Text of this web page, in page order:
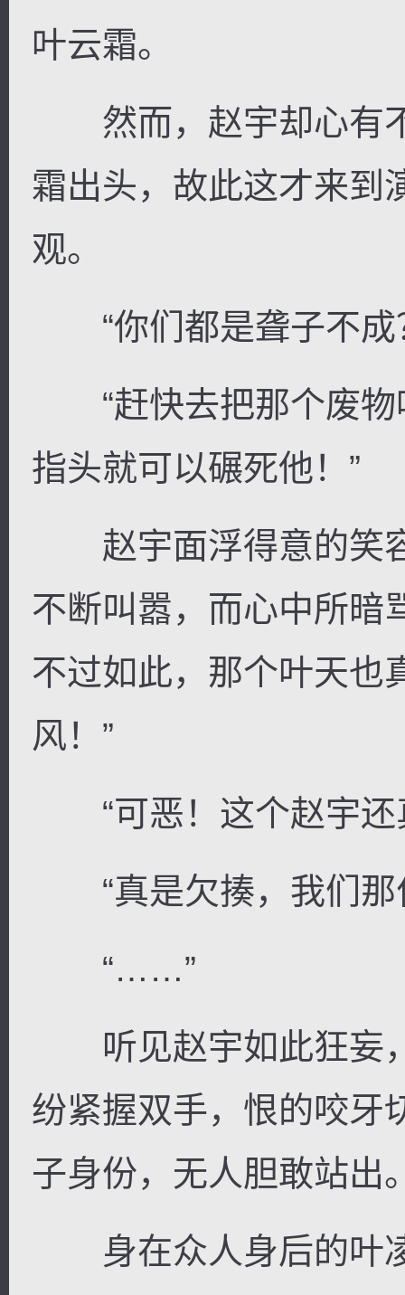
叶云霜。
然而，赵宇却心有
霜出头，故此这才来到
观。
“你们都是聋子不成
“赶快去把那个废物
指头就可以碾死他！”
赵宇面浮得意的笑
不断叫嚣，而心中所暗
不过如此，那个叶天也
风！”
“可恶！这个赵宇还
“真是欠揍，我们那
“……”
听见赵宇如此狂妄
纷紧握双手，恨的咬牙
子身份，无人胆敢站出
身在众人身后的叶